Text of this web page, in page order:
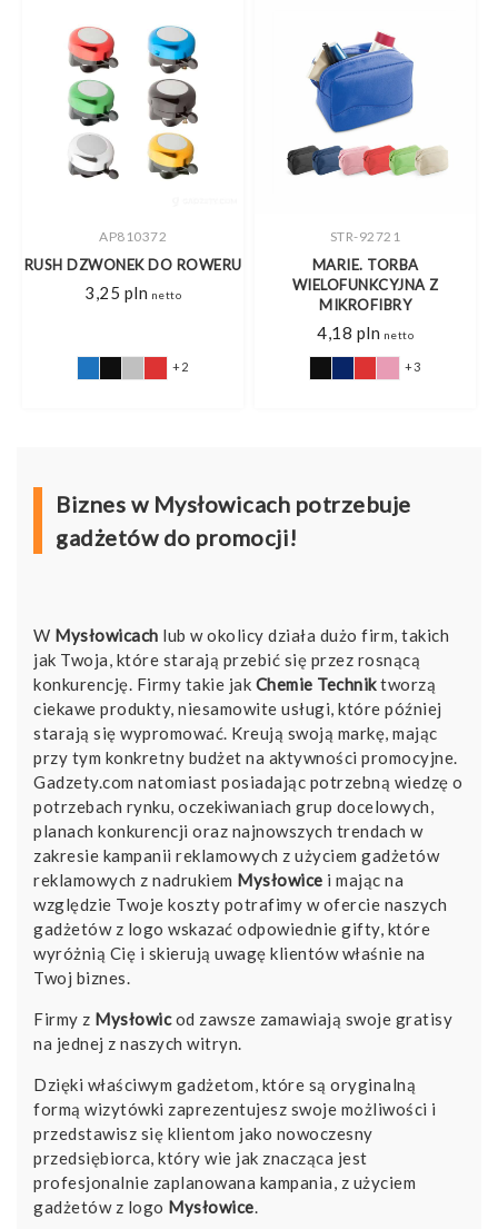
STR-92721
MARIE. TORBA
WIELOFUNKCYJNA Z
MIKROFIBRY
+3
MO1447
5-PANELOWA CZAPKA Z
DASZKIEM BUZZ
5,80pln
+11
Biznes w Mysłowicach potrzebuje
gadżetów do promocji!
W Mysłowicach lub w okolicy działa dużo firm, takich
jak Twoja, które starają przebić się przez rosnącą
konkurencję. Firmy takie jak Chemie Techniktworzą
ciekawe produkty, niesamowite usługi, które później
starają się wypromować. Kreują swoją markę, mając
przy tym konkretny budżet na aktywności promocyjne.
Gadzety.com natomiast posiadając potrzebną wiedzę o
potrzebach rynku, oczekiwaniach grup docelowych,
planach konkurencji oraz najnowszych trendach w
zakresie kampanii reklamowych z użyciem gadżetów
reklamowych z nadrukiem Mysłowice i mając na
względzie Twoje koszty potrafimy w ofercie naszych
gadżetów z logo wskazać odpowiednie gifty, które
wyróżnią Cię i skierują uwagę klientów właśnie na
Twoj biznes.
Firmy z Mysłowicod zawsze zamawiają swoje gratisy
na jednej z naszych witryn.
Dzięki właściwym gadżetom, które są oryginalną
formą wizytówki zaprezentujesz swoje możliwości i
przedstawisz się klientom jako nowoczesny
przedsiębiorca, który wie jak znacząca jest
profesjonalnie zaplanowana kampania, z użyciem
gadżetów z logo Mysłowice.